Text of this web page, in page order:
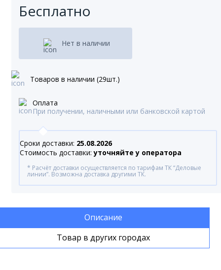
Бесплатно
Нет в наличии
Товаров в наличии (29шт.)
Оплата
При получении, наличными или банковской картой
Сроки доставки: 25.08.2026
Стоимость доставки:уточняйте у оператора
* Расчёт доставки осуществляется по тарифам ТК “Деловые
линии”. Возможна доставка другими ТК.
Описание
Товар в других городах